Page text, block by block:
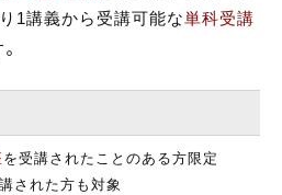
1講義から受講可能な単科受講
を受講されたことのある方限定
された方も対象